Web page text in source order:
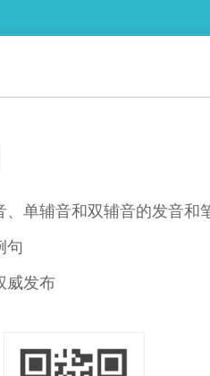
单辅音和双辅音的发音和
句
威发布